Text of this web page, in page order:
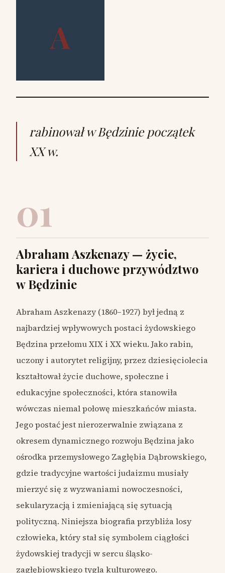
A
rabinował w Będzinie początek
XX w.
01
Abraham Aszkenazy — życie,
kariera i duchowe przywództwo
w Będzinie
Abraham Aszkenazy (1860–1927) był jedną z
najbardziej wpływowych postaci żydowskiego
Będzina przełomu XIX i XX wieku. Jako rabin,
uczony i autorytet religijny, przez dziesięciolecia
kształtował życie duchowe, społeczne i
edukacyjne społeczności, która stanowiła
wówczas niemal połowę mieszkańców miasta.
Jego postać jest nierozerwalnie związana z
okresem dynamicznego rozwoju Będzina jako
ośrodka przemysłowego Zagłębia Dąbrowskiego,
gdzie tradycyjne wartości judaizmu musiały
mierzyć się z wyzwaniami nowoczesności,
sekularyzacją i zmieniającą się sytuacją
polityczną. Niniejsza biografia przybliża losy
człowieka, który stał się symbolem ciągłości
żydowskiej tradycji w sercu śląsko-
zagłębiowskiego tygla kulturowego.